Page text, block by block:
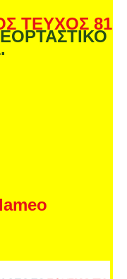
ΤΕΥΧΟΣ 81
ΕΟΡΤΑΣΤΙΚΟ